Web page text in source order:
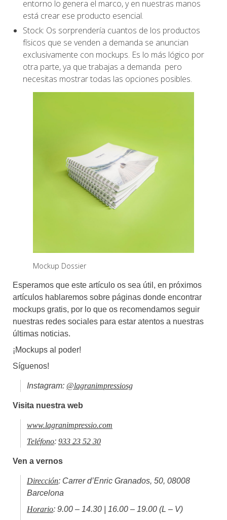
entorno lo genera el marco, y en nuestras manos
está crear ese producto esencial.
Stock: Os sorprendería cuantos de los productos
físicos que se venden a demanda se anuncian
exclusivamente con mockups. Es lo más lógico por
otra parte, ya que trabajas a demanda pero
necesitas mostrar todas las opciones posibles.
Mockup Dossier
Esperamos que este artículo os sea útil, en próximos
artículos hablaremos sobre páginas donde encontrar
mockups gratis, por lo que os recomendamos seguir
nuestras redes sociales para estar atentos a nuestras
últimas noticias.
¡Mockups al poder!
Síguenos!
Instagram: @lagranimpressiosg
Visita nuestra web
www.lagranimpressio.com
Teléfono: 933 23 52 30
Ven a vernos
Dirección: Carrer d’Enric Granados, 50, 08008
Barcelona
Horario: 9.00 – 14.30 | 16.00 – 19.00 (L – V)